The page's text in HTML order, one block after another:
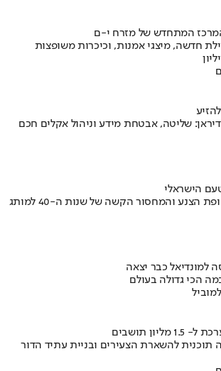
המרכז המתחדש של מזרח י-ם
חדשה, מיצגי אמנות, וכיכרות משופצות
שליטה, אבטחת מידע וניהול אקלים חכם
הישראלי
איך אסם הפכה את תקופת הצנע והמחסור הקשה של שנות ה-40 למותג
למונדיאל כבר יצאה
הכי גדולה בעולם
תוכנית להשארת הצעירים ובניית עתיד הדור